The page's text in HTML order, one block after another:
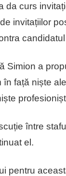
da curs
invitațiilor
Simion a
în față niște
între
el.
pentru